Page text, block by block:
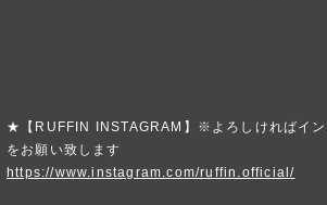
★【RUFFIN INSTAGRAM】※よろしければイン
をお願い致します
https://www.instagram.com/ruffin.official/